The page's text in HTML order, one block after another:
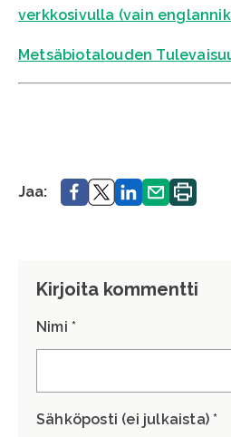
verkkosivulla (vain
Metsäbiotalouden
Jaa: Jaa. Jaa.Jaa. Jaa. Tulosta
sivu.
Kirjoita kommentti
Nimi *
Sähköposti (ei julkaista) *